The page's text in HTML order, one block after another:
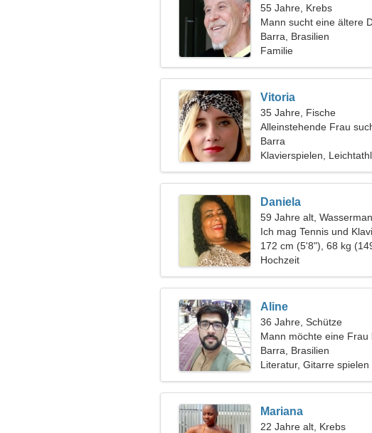
55 Jahre, Krebs
Mann sucht eine ältere
Barra, Brasilien
Familie
Vitoria
35 Jahre, Fische
Alleinstehende Frau
Barra
Klavierspielen,
Daniela
59 Jahre alt,
Ich mag Tennis und
172 cm (5'8"), 68 kg
Hochzeit
Aline
36 Jahre, Schütze
Mann möchte eine Frau
Barra, Brasilien
Literatur, Gitarre spielen
Mariana
22 Jahre alt, Krebs